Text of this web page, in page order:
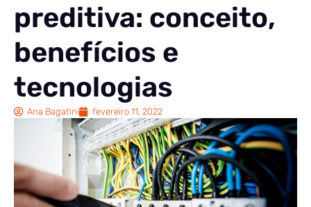
preditiva: conceito,
benefícios e
tecnologias
Ana Bagatini fevereiro 11, 2022